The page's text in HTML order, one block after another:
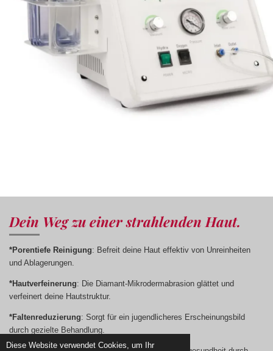
Diese Website verwendet Cookies, um Ihr
Dein Weg zu einer strahlenden Haut.
*Porentiefe Reinigung: Befreit deine Haut effektiv von Unreinheiten
und Ablagerungen.
*Hautverfeinerung: Die Diamant-Mikrodermabrasion glättet und
verfeinert deine Hautstruktur.
*Faltenreduzierung: Sorgt für ein jugendlicheres Erscheinungsbild
durch gezielte Behandlung.